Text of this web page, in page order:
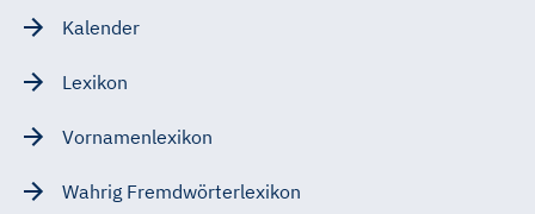
Kalender
Lexikon
Vornamenlexikon
Wahrig Fremdwörterlexikon